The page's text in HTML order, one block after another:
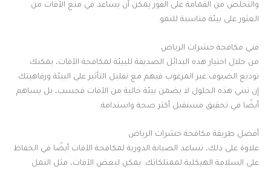
والتخلص من القمامة على الفور يمكن أن يساعد في منع الآفات من
العثور على بيئة مناسبة للنمو.
فني مكافحة حشرات الرياض
من خلال اختيار هذه البدائل الصديقة للبيئة لمكافحة الآفات، يمكنك
توديع الضيوف غير المرغوب فيهم مع تقليل التأثير على البيئة ورفاهيتك.
إن تبني هذه الحلول لا يضمن بيئة خالية من الآفات فحسب، بل يساهم
أيضًا في تحقيق مستقبل أكثر صحة واستدامة.
أفضل طريقة مكافحة حشرات الرياض
علاوة على ذلك، تساعد الصيانة الدورية لمكافحة الآفات أيضًا في الحفاظ
على السلامة الهيكلية لممتلكاتك. يمكن لبعض الآفات، مثل النمل